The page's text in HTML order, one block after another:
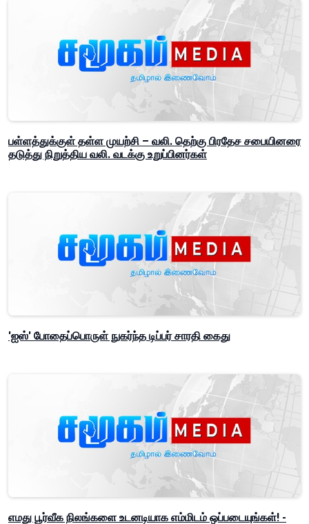
பள்ளத்துக்குள் தள்ள முயற்சி – வலி. தெற்கு பிரதேச சபையினரை
தடுத்து நிறுத்திய வலி. வடக்கு உறுப்பினர்கள்
'ஐஸ்' போதைப்பொருள் நுகர்ந்த டிப்பர் சாரதி கைது
எமது பூர்வீக நிலங்களை உடனடியாக எம்மிடம் ஒப்படையுங்கள்! -